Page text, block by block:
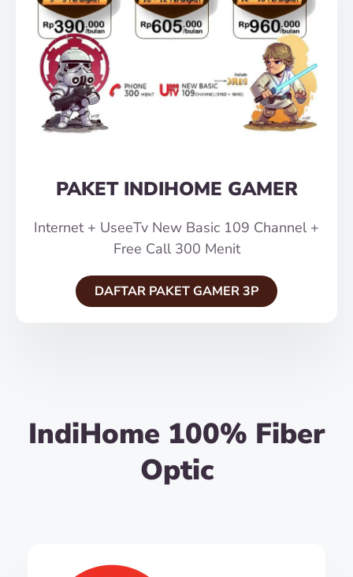
PAKET INDIHOME GAMER
Internet + UseeTv New Basic 109 Channel +
Free Call 300 Menit
DAFTAR PAKET GAMER 3P
IndiHome 100% Fiber
Optic